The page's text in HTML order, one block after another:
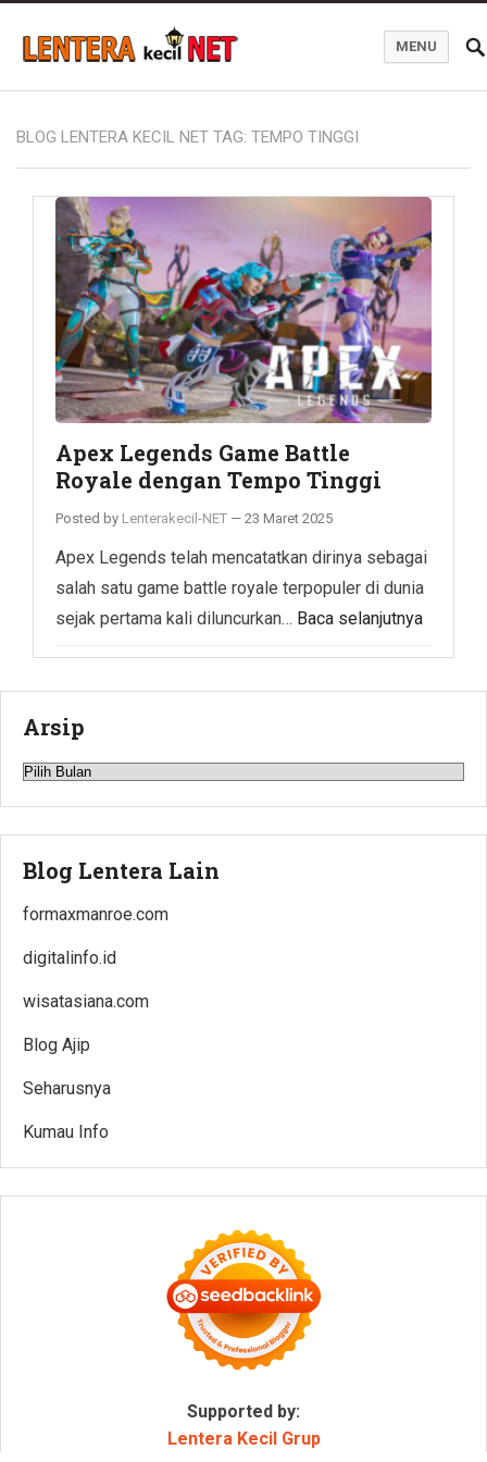
MENU
BLOG LENTERA KECIL NET TAG: TEMPO TINGGI
Apex Legends Game Battle
Royale dengan Tempo Tinggi
Posted by Lenterakecil-NET — 23 Maret 2025
Apex Legends telah mencatatkan dirinya sebagai
salah satu game battle royale terpopuler di dunia
sejak pertama kali diluncurkan… Baca selanjutnya
Arsip
Arsip
Blog Lentera Lain
formaxmanroe.com
digitalinfo.id
wisatasiana.com
Blog Ajip
Seharusnya
Kumau Info
Supported by:
Lentera Kecil Grup